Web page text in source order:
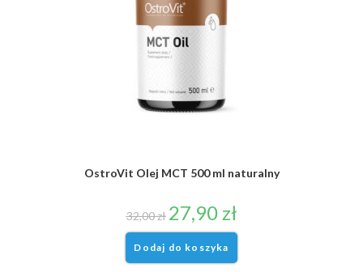
OstroVit Olej MCT 500 ml naturalny
32,00zł 27,90zł
Dodaj do koszyka